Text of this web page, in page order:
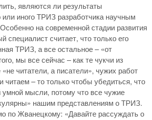
являются ли результаты
или иного ТРИЗ разработчика научным
на современной стадии развития
специалист считает, что только его
ТРИЗ, а все остальное – «от
мы все сейчас – как те чукчи из
читатели, а писатели», чужих работ
читаем – то только чтобы убедиться, что
умной мысли, потому что все чужие
нашим представлениям о ТРИЗ.
по Жванецкому: «Давайте рассуждать о